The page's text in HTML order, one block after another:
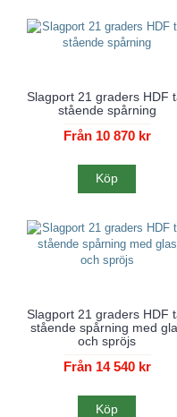
Slagport 21 graders HDF
stående spårning
Från 10 870 kr
Köp
Slagport 21 graders HDF
stående spårning med
och spröjs
Från 14 540 kr
Köp